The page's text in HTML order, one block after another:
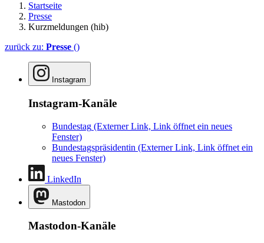
Startseite
Presse
Kurzmeldungen (hib)
zurück zu: Presse ()
Instagram
Instagram-Kanäle
Bundestag (Externer Link, Link öffnet ein neues
Fenster)
Bundestagspräsidentin (Externer Link, Link öffnet ein
neues Fenster)
LinkedIn
Mastodon
Mastodon-Kanäle